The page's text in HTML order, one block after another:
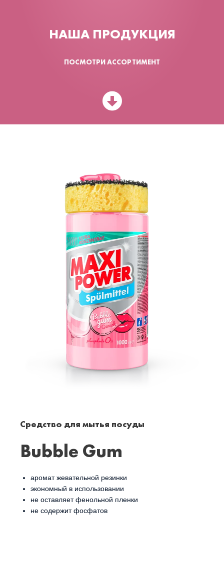
НАША ПРОДУКЦИЯ
ПОСМОТРИ АССОРТИМЕНТ
Средство для мытья посуды
Bubble Gum
аромат жевательной резинки
экономный в использовании
не оставляет фенольной пленки
не содержит фосфатов